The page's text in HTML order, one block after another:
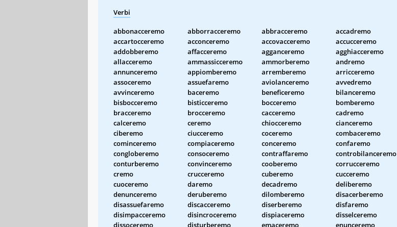
Verbi
abbonacceremo abborracceremo abbracceremo
accadremo
accartocceremo
acconceremo accovacceremo
accucceremo
addobberemo
affacceremo agganceremo
agghiacceremo
allacceremo
ammassicceremo ammorberemo
andremo
annunceremo
appiomberemo arremberemo
arricceremo
assoceremo
assuefaremo aviolanceremo
avvedremo
avvinceremo
baceremo beneficeremo
bilanceremo
bisbocceremo
bisticceremo bocceremo
bomberemo
bracceremo
brocceremo cacceremo
cadremo
calceremo
ceremo chiocceremo
cianceremo
ciberemo
ciucceremo coceremo
combaceremo
cominceremo
compiaceremo conceremo
confaremo
congloberemo
consoceremo contraffaremo
controbilanceremo
conturberemo
convinceremo cooberemo
corrucceremo
cremo
crucceremo cuberemo
cucceremo
cuoceremo
daremo decadremo
deliberemo
denunceremo
deruberemo dilomberemo
disacerberemo
disassuefaremo
discacceremo diserberemo
disfaremo
disimpacceremo
disincroceremo dispiaceremo
disselceremo
dissoceremo
disturberemo emaceremo
enunceremo